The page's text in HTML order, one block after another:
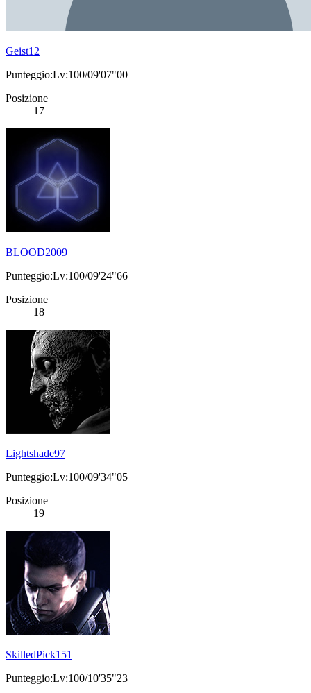
Geist12
Punteggio:Lv:100/09'07"00
Posizione
17
BLOOD2009
Punteggio:Lv:100/09'24"66
Posizione
18
Lightshade97
Punteggio:Lv:100/09'34"05
Posizione
19
SkilledPick151
Punteggio:Lv:100/10'35"23